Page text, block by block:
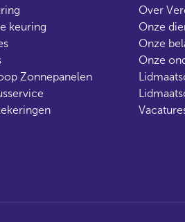
keuring
Zonnepanelen
Over
Onze
Onze
Onze